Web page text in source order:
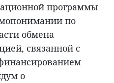
программы
по
обмена
связанной с
о